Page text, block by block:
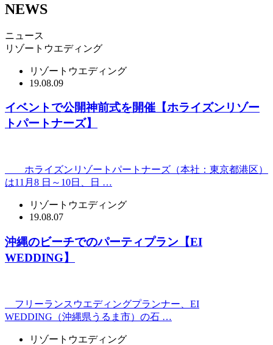
NEWS
ニュース
リゾートウエディング
リゾートウエディング
19.08.09
イベントで公開神前式を開催【ホライズンリゾー
トパートナーズ】
ホライズンリゾートパートナーズ（本社：東京都港区）
は11月8 日～10日、日 …
リゾートウエディング
19.08.07
沖縄のビーチでのパーティプラン【EI
WEDDING】
フリーランスウエディングプランナー、EI
WEDDING（沖縄県うるま市）の石 …
リゾートウエディング